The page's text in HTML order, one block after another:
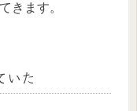
きます。
いた